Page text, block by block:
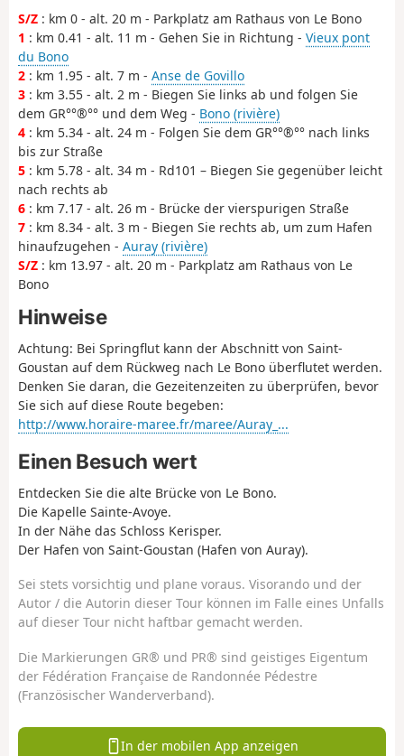
S/Z : km 0 - alt. 20 m - Parkplatz am Rathaus von Le Bono
1 : km 0.41 - alt. 11 m - Gehen Sie in Richtung - Vieux pont
du Bono
2 : km 1.95 - alt. 7 m - Anse de Govillo
3 : km 3.55 - alt. 2 m - Biegen Sie links ab und folgen Sie
dem GR°°®°° und dem Weg - Bono (rivière)
4 : km 5.34 - alt. 24 m - Folgen Sie dem GR°°®°° nach links
bis zur Straße
5 : km 5.78 - alt. 34 m - Rd101 – Biegen Sie gegenüber leicht
nach rechts ab
6 : km 7.17 - alt. 26 m - Brücke der vierspurigen Straße
7 : km 8.34 - alt. 3 m - Biegen Sie rechts ab, um zum Hafen
hinaufzugehen - Auray (rivière)
S/Z : km 13.97 - alt. 20 m - Parkplatz am Rathaus von Le
Bono
Hinweise
Achtung: Bei Springflut kann der Abschnitt von Saint-
Goustan auf dem Rückweg nach Le Bono überflutet werden.
Denken Sie daran, die Gezeitenzeiten zu überprüfen, bevor
Sie sich auf diese Route begeben:
http://www.horaire-maree.fr/maree/Auray_...
Einen Besuch wert
Entdecken Sie die alte Brücke von Le Bono.
Die Kapelle Sainte-Avoye.
In der Nähe das Schloss Kerisper.
Der Hafen von Saint-Goustan (Hafen von Auray).
Sei stets vorsichtig und plane voraus. Visorando und der
Autor / die Autorin dieser Tour können im Falle eines Unfalls
auf dieser Tour nicht haftbar gemacht werden.
Die Markierungen GR® und PR® sind geistiges Eigentum
der Fédération Française de Randonnée Pédestre
(Französischer Wanderverband).
In der mobilen App anzeigen